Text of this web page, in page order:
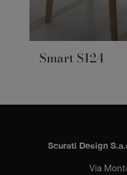
Smart S124
Scurati Design
Via